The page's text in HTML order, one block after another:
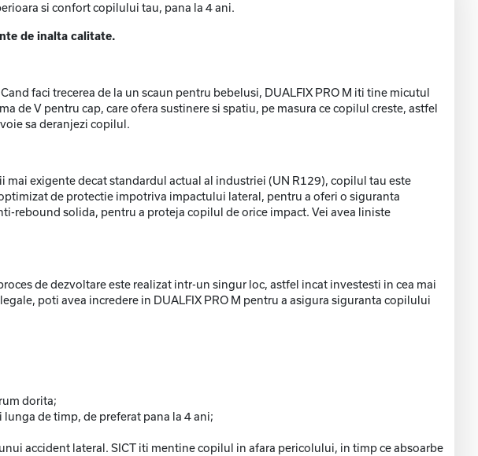
si confort copilului tau, pana la 4 ani.
de inalta calitate.
faci trecerea de la un scaun pentru bebelusi, DUALFIX PRO M iti tine micutul
de V pentru cap, care ofera sustinere si spatiu, pe masura ce copilul creste, astfel
sa deranjezi copilul.
exigente decat standardul actual al industriei (UN R129), copilul tau este
de protectie impotriva impactului lateral, pentru a oferi o siguranta
rebound solida, pentru a proteja copilul de orice impact. Vei avea liniste
de dezvoltare este realizat intr-un singur loc, astfel incat investesti in cea mai
poti avea incredere in DUALFIX PRO M pentru a asigura siguranta copilului
dorita;
de timp, de preferat pana la 4 ani;
accident lateral. SICT iti mentine copilul in afara pericolului, in timp ce absoarbe